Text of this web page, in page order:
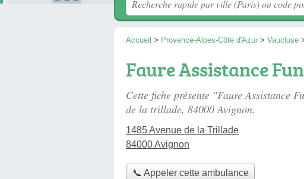
Accueil > Provence-Alpes-Côte d'Azur > Vaucluse
Faure Assistance
Cette fiche présente "Faure Assistance
de la trillade, 84000 Avignon.
1485 Avenue de la Trillade
84000 Avignon
📞 Appeler cette ambulance